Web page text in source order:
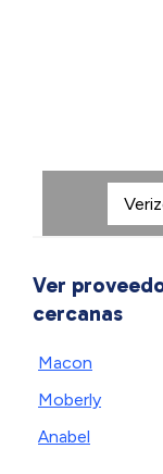
Ver
cercanas
Macon
Moberly
Anabel